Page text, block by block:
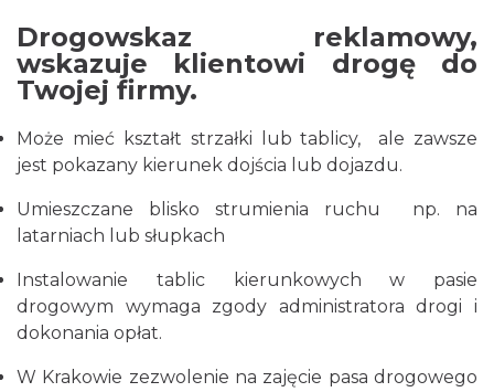
Drogowskaz reklamowy,
wskazuje klientowi drogę do
Twojej firmy.
Może mieć kształt strzałki lub tablicy, ale zawsze
jest pokazany kierunek dojścia lub dojazdu.
Umieszczane blisko strumienia ruchu np. na
latarniach lub słupkach
Instalowanie tablic kierunkowych w pasie
drogowym wymaga zgody administratora drogi i
dokonania opłat.
W Krakowie zezwolenie na zajęcie pasa drogowego